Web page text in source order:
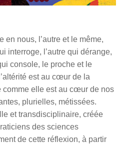
en nous, l’autre et le même,
interroge, l’autre qui dérange,
console, le proche et le
est au cœur de la
comme elle est au cœur de nos
plurielles, métissées.
et transdisciplinaire, créée
des sciences
de cette réflexion, à partir